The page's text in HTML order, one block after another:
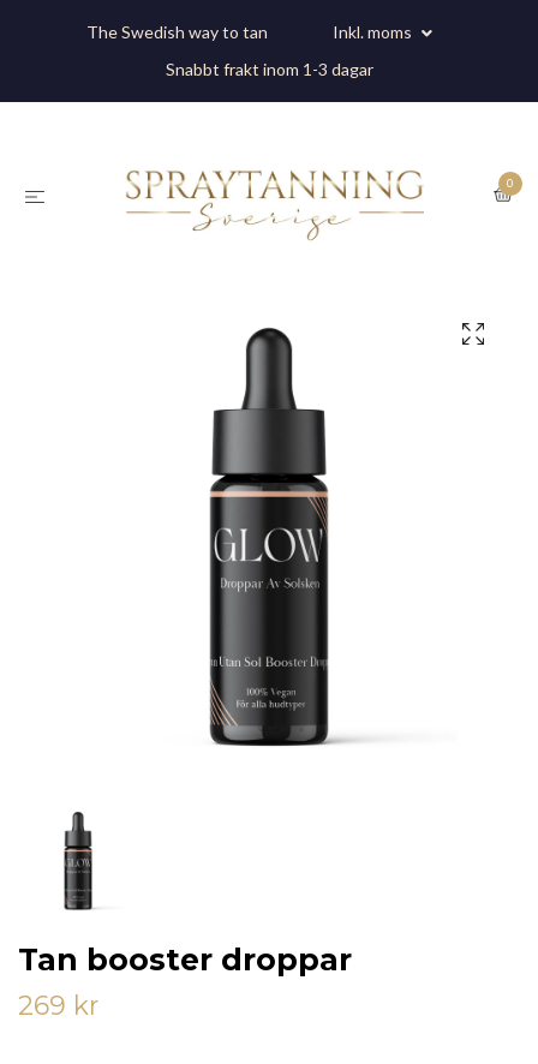
The Swedish way to tan
Inkl. moms
Snabbt frakt inom 1-3 dagar
0
Tan booster droppar
269 kr